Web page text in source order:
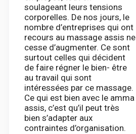
soulageant leurs tensions
corporelles. De nos jours, le
nombre d’entreprises qui ont
recours au massage assis ne
cesse d’augmenter. Ce sont
surtout celles qui décident
de faire régner le bien- être
au travail qui sont
intéressées par ce massage.
Ce qui est bien avec le amma
assis, c’est qu’il peut très
bien s’adapter aux
contraintes d’organisation.